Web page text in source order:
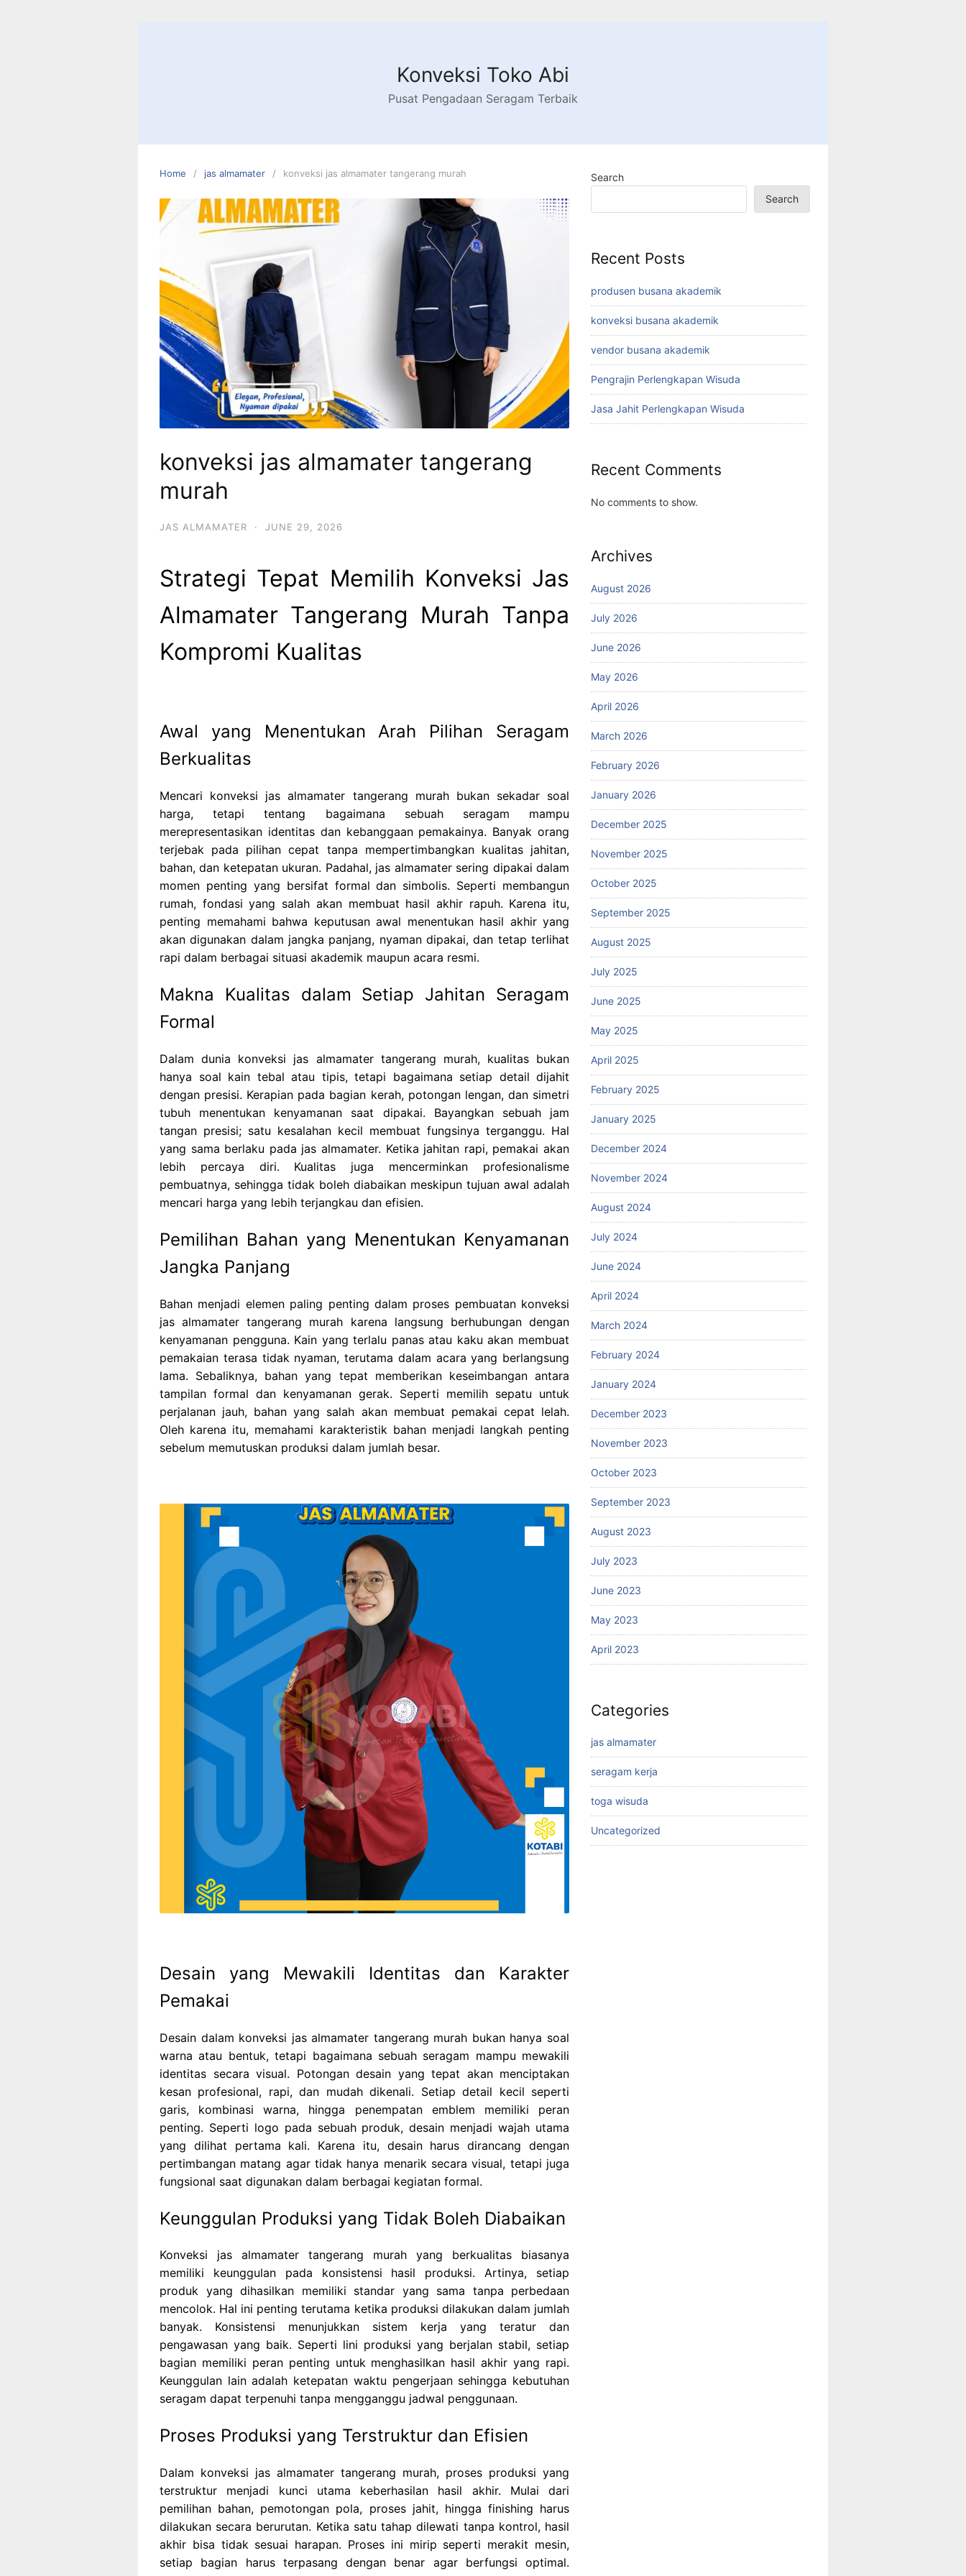
Konveksi Toko Abi
Pusat Pengadaan Seragam Terbaik
Home jas almamater konveksi jas almamater tangerang murah
konveksi jas almamater tangerang
murah
JAS ALMAMATER · JUNE 29, 2026
Strategi Tepat Memilih Konveksi Jas
Almamater Tangerang Murah Tanpa
Kompromi Kualitas
Awal yang Menentukan Arah Pilihan Seragam
Berkualitas
Mencari konveksi jas almamater tangerang murah bukan sekadar soal
harga, tetapi tentang bagaimana sebuah seragam mampu
merepresentasikan identitas dan kebanggaan pemakainya. Banyak orang
terjebak pada pilihan cepat tanpa mempertimbangkan kualitas jahitan,
bahan, dan ketepatan ukuran. Padahal, jas almamater sering dipakai dalam
momen penting yang bersifat formal dan simbolis. Seperti membangun
rumah, fondasi yang salah akan membuat hasil akhir rapuh. Karena itu,
penting memahami bahwa keputusan awal menentukan hasil akhir yang
akan digunakan dalam jangka panjang, nyaman dipakai, dan tetap terlihat
rapi dalam berbagai situasi akademik maupun acara resmi.
Makna Kualitas dalam Setiap Jahitan Seragam
Formal
Dalam dunia konveksi jas almamater tangerang murah, kualitas bukan
hanya soal kain tebal atau tipis, tetapi bagaimana setiap detail dijahit
dengan presisi. Kerapian pada bagian kerah, potongan lengan, dan simetri
tubuh menentukan kenyamanan saat dipakai. Bayangkan sebuah jam
tangan presisi; satu kesalahan kecil membuat fungsinya terganggu. Hal
yang sama berlaku pada jas almamater. Ketika jahitan rapi, pemakai akan
lebih percaya diri. Kualitas juga mencerminkan profesionalisme
pembuatnya, sehingga tidak boleh diabaikan meskipun tujuan awal adalah
mencari harga yang lebih terjangkau dan efisien.
Pemilihan Bahan yang Menentukan Kenyamanan
Jangka Panjang
Bahan menjadi elemen paling penting dalam proses pembuatan konveksi
jas almamater tangerang murah karena langsung berhubungan dengan
kenyamanan pengguna. Kain yang terlalu panas atau kaku akan membuat
pemakaian terasa tidak nyaman, terutama dalam acara yang berlangsung
lama. Sebaliknya, bahan yang tepat memberikan keseimbangan antara
tampilan formal dan kenyamanan gerak. Seperti memilih sepatu untuk
perjalanan jauh, bahan yang salah akan membuat pemakai cepat lelah.
Oleh karena itu, memahami karakteristik bahan menjadi langkah penting
sebelum memutuskan produksi dalam jumlah besar.
Desain yang Mewakili Identitas dan Karakter
Pemakai
Desain dalam konveksi jas almamater tangerang murah bukan hanya soal
warna atau bentuk, tetapi bagaimana sebuah seragam mampu mewakili
identitas secara visual. Potongan desain yang tepat akan menciptakan
kesan profesional, rapi, dan mudah dikenali. Setiap detail kecil seperti
garis, kombinasi warna, hingga penempatan emblem memiliki peran
penting. Seperti logo pada sebuah produk, desain menjadi wajah utama
yang dilihat pertama kali. Karena itu, desain harus dirancang dengan
pertimbangan matang agar tidak hanya menarik secara visual, tetapi juga
fungsional saat digunakan dalam berbagai kegiatan formal.
Keunggulan Produksi yang Tidak Boleh Diabaikan
Konveksi jas almamater tangerang murah yang berkualitas biasanya
memiliki keunggulan pada konsistensi hasil produksi. Artinya, setiap
produk yang dihasilkan memiliki standar yang sama tanpa perbedaan
mencolok. Hal ini penting terutama ketika produksi dilakukan dalam jumlah
banyak. Konsistensi menunjukkan sistem kerja yang teratur dan
pengawasan yang baik. Seperti lini produksi yang berjalan stabil, setiap
bagian memiliki peran penting untuk menghasilkan hasil akhir yang rapi.
Keunggulan lain adalah ketepatan waktu pengerjaan sehingga kebutuhan
seragam dapat terpenuhi tanpa mengganggu jadwal penggunaan.
Proses Produksi yang Terstruktur dan Efisien
Dalam konveksi jas almamater tangerang murah, proses produksi yang
terstruktur menjadi kunci utama keberhasilan hasil akhir. Mulai dari
pemilihan bahan, pemotongan pola, proses jahit, hingga finishing harus
dilakukan secara berurutan. Ketika satu tahap dilewati tanpa kontrol, hasil
akhir bisa tidak sesuai harapan. Proses ini mirip seperti merakit mesin,
setiap bagian harus terpasang dengan benar agar berfungsi optimal.
Search
Search
Recent Posts
produsen busana akademik
konveksi busana akademik
vendor busana akademik
Pengrajin Perlengkapan Wisuda
Jasa Jahit Perlengkapan Wisuda
Recent Comments
No comments to show.
Archives
August 2026
July 2026
June 2026
May 2026
April 2026
March 2026
February 2026
January 2026
December 2025
November 2025
October 2025
September 2025
August 2025
July 2025
June 2025
May 2025
April 2025
February 2025
January 2025
December 2024
November 2024
August 2024
July 2024
June 2024
April 2024
March 2024
February 2024
January 2024
December 2023
November 2023
October 2023
September 2023
August 2023
July 2023
June 2023
May 2023
April 2023
Categories
jas almamater
seragam kerja
toga wisuda
Uncategorized